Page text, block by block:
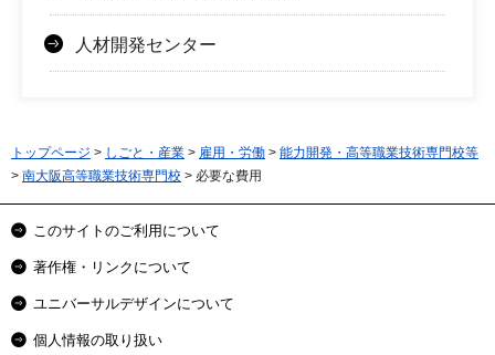
人材開発センター
トップページ > しごと・産業 > 雇用・労働 > 能力開発・高等職業技術専門校等
> 南大阪高等職業技術専門校 > 必要な費用
このサイトのご利用について
著作権・リンクについて
ユニバーサルデザインについて
個人情報の取り扱い